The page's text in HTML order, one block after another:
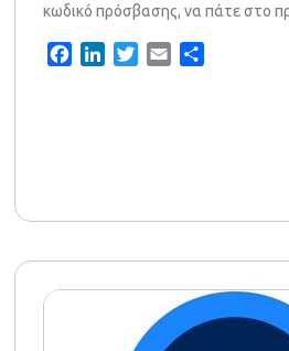
κωδικό πρόσβασης, να πάτε στο
FacebookLinkedInTwitterEmail